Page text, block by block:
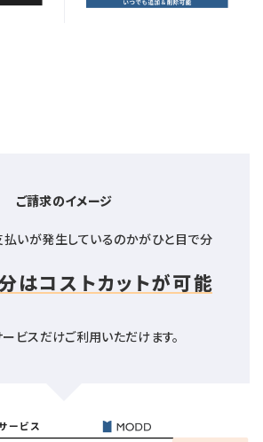
ご請求のイメージ
いが発生しているのかがひと目で分
はコストカットが可能
ビスだけご利用いただけます。